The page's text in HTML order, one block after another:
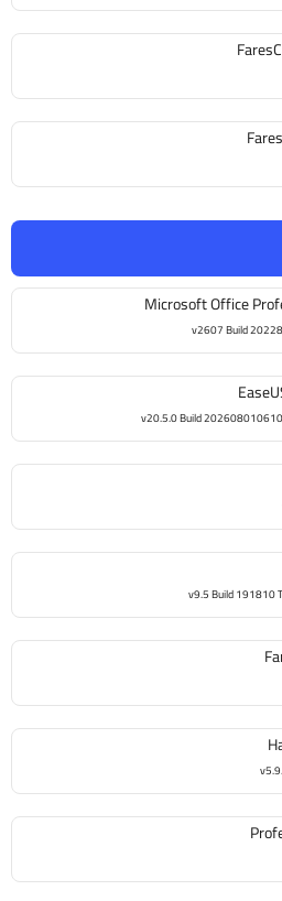
Microsoft Office
v2607 Build
v20.5.0 Build
v9.5 Build 191810